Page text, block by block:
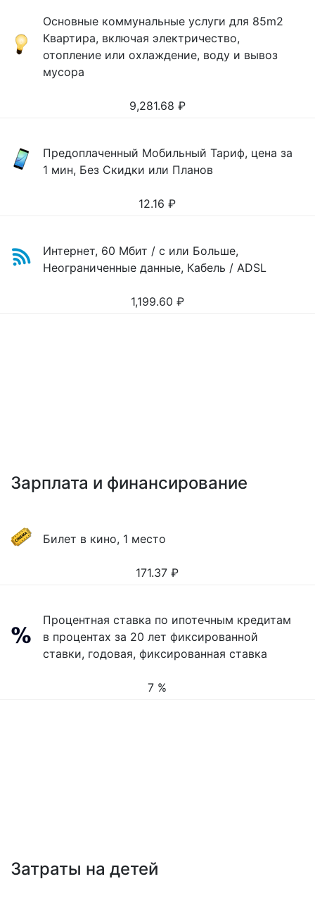
Основные коммунальные услуги для 85m2
Квартира, включая электричество,
отопление или охлаждение, воду и вывоз
мусора
9,281.68 ₽
Предоплаченный Мобильный Тариф, цена за
1 мин, Без Скидки или Планов
12.16 ₽
Интернет, 60 Мбит / с или Больше,
Неограниченные данные, Кабель / ADSL
1,199.60 ₽
Зарплата и финансирование
Билет в кино, 1 место
171.37 ₽
Процентная ставка по ипотечным кредитам
в процентах за 20 лет фиксированной
ставки, годовая, фиксированная ставка
7 %
Затраты на детей